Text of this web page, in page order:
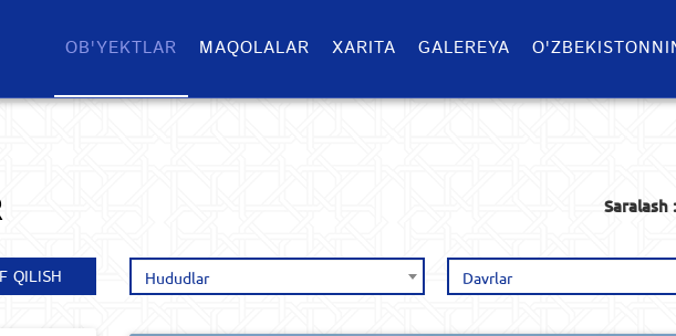
OB'YEKTLAR​ MAQOLALAR XARITA GALEREYA
Saralash :
QILISH Hududlar Davrlar